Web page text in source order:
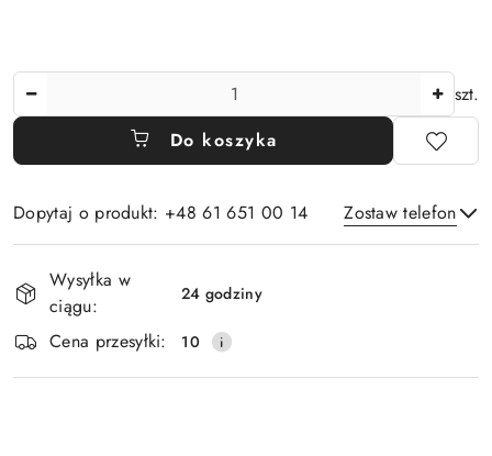
szt.
Do koszyka
Dopytaj o produkt: +48 61 651 00 14 Zostaw telefon
i
dostawa
Wysyłka w
ciągu:
24 godziny
Cena przesyłki: 10